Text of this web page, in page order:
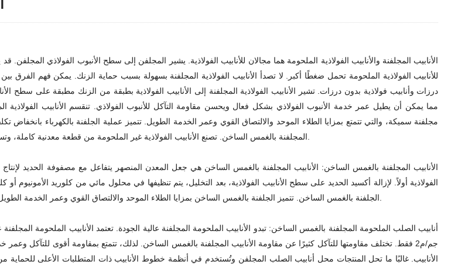
الأنابيب المجلفنة والأنابيب الفولاذية الملحومة هما مجالان للأنابيب الفولاذية. يشير المجلفن إلى سطح الأنبوب الفولاذي المجلفن.
للأنابيب الفولاذية الملحومة تحمل ضغطًا أكبر. لا تصدأ الأنابيب الفولاذية المجلفنة بسهولة بسبب حماية الزنك. يمكن فهم الفرق بين
درزات وأنابيب فولاذية بدون درزات. تشير الأنابيب الفولاذية المجلفنة إلى الأنابيب الفولاذية بطبقة من الزنك مطبقة على سطح
مما يمكن أن يطيل عمر خدمة الأنبوب الفولاذي بشكل فعال ويحسن مقاومة التآكل للأنبوب الفولاذي. تنقسم الأنابيب الفولاذية
مجلفنة سميكة، والتي تتمتع بمزايا الطلاء الموحد والالتصاق القوي وعمر الخدمة الطويل. تتميز عملية الجلفنة بالكهرباء بانخفاض
الأنابيب المجلفنة بالغمس الساخن: الأنابيب المجلفنة بالغمس الساخن هي جعل المعدن المنصهر يتفاعل مع مصفوفة الحديد
الفولاذية أولاً. لإزالة أكسيد الحديد على سطح الأنابيب الفولاذية، بعد التخليل، يتم تنظيفها في محلول مائي من كلوريد
جم/م2 فقط. تختلف مقاومتها للتآكل كثيرًا عن مقاومة الأنابيب المجلفنة بالغمس الساخن. لذلك، تتمتع بمقاومة أقوى
الأنابيب. غالبًا ما تحل المنتجات محل أنابيب الصلب المجلفن وتُستخدم في أنظمة خطوط الأنابيب ذات المتطلبات الأعلى للحماية